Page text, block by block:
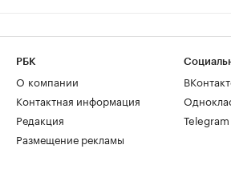
РБК
О компании
Контактная информация
Редакция
Размещение рекламы
Telegram